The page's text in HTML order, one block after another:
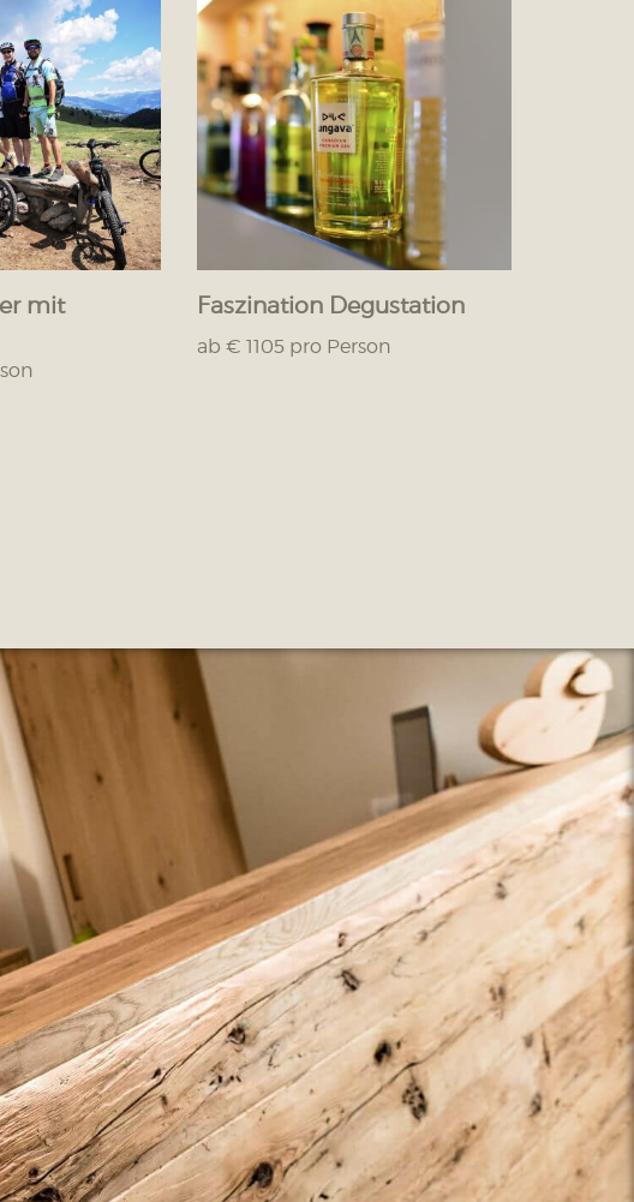
mit
Faszination Degustation
ab € 1105 pro Person